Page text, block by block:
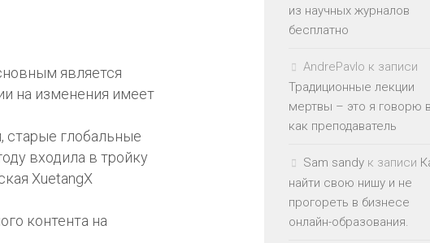
является
на изменения имеет
старые глобальные
входила в тройку
XuetangX
контента на
из научных журналов
бесплатно
AndrePavlo к записи
Традиционные лекции
мертвы – это я говорю
как преподаватель
Sam sandy к записи
найти свою нишу и не
прогореть в бизнесе
онлайн-образования.